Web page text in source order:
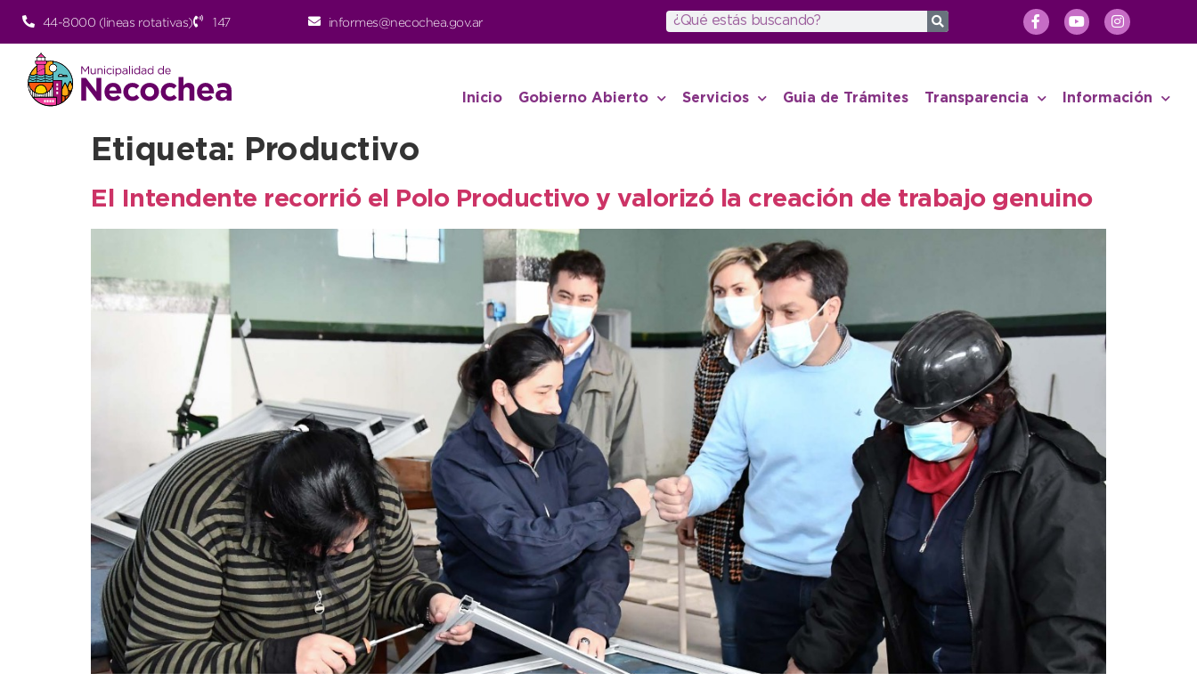
44-8000 (lineas rotativas) 147 informes@necochea.gov.ar
Inicio Gobierno Abierto Servicios Guia de Trámites Transparencia Información
Etiqueta: Productivo
El Intendente recorrió el Polo Productivo y valorizó la creación de trabajo genuino